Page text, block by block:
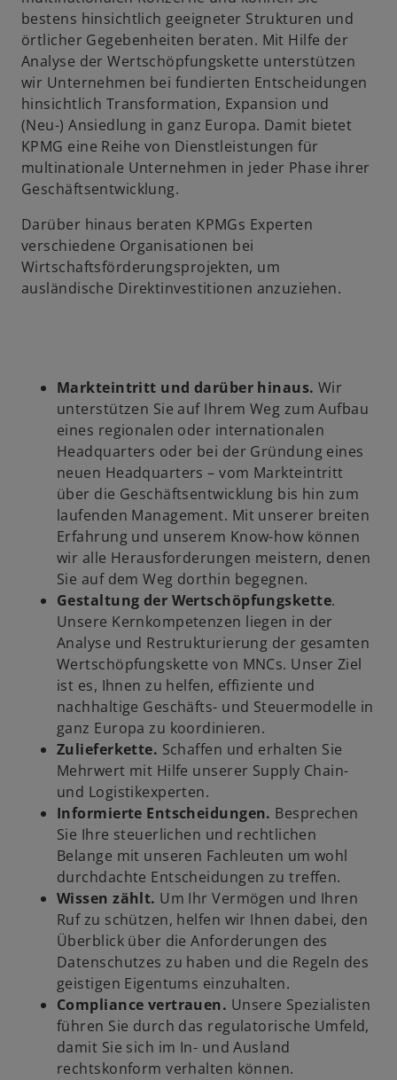
bestens hinsichtlich geeigneter Strukturen und
örtlicher Gegebenheiten beraten. Mit Hilfe der
Analyse der Wertschöpfungskette unterstützen
wir Unternehmen bei fundierten Entscheidungen
hinsichtlich Transformation, Expansion und
(Neu-) Ansiedlung in ganz Europa. Damit bietet
KPMG eine Reihe von Dienstleistungen für
multinationale Unternehmen in jeder Phase ihrer
Geschäftsentwicklung.
Darüber hinaus beraten KPMGs Experten
verschiedene Organisationen bei
Wirtschaftsförderungsprojekten, um
ausländische Direktinvestitionen anzuziehen.
Markteintritt und darüber hinaus. Wir
unterstützen Sie auf Ihrem Weg zum Aufbau
eines regionalen oder internationalen
Headquarters oder bei der Gründung eines
neuen Headquarters – vom Markteintritt
über die Geschäftsentwicklung bis hin zum
laufenden Management. Mit unserer breiten
Erfahrung und unserem Know-how können
wir alle Herausforderungen meistern, denen
Sie auf dem Weg dorthin begegnen.
Gestaltung der Wertschöpfungskette.
Unsere Kernkompetenzen liegen in der
Analyse und Restrukturierung der gesamten
Wertschöpfungskette von MNCs. Unser Ziel
ist es, Ihnen zu helfen, effiziente und
nachhaltige Geschäfts- und Steuermodelle in
ganz Europa zu koordinieren.
Zulieferkette. Schaffen und erhalten Sie
Mehrwert mit Hilfe unserer Supply Chain-
und Logistikexperten.
Informierte Entscheidungen. Besprechen
Sie Ihre steuerlichen und rechtlichen
Belange mit unseren Fachleuten um wohl
durchdachte Entscheidungen zu treffen.
Wissen zählt. Um Ihr Vermögen und Ihren
Ruf zu schützen, helfen wir Ihnen dabei, den
Überblick über die Anforderungen des
Datenschutzes zu haben und die Regeln des
geistigen Eigentums einzuhalten.
Compliance vertrauen. Unsere Spezialisten
führen Sie durch das regulatorische Umfeld,
damit Sie sich im In- und Ausland
rechtskonform verhalten können.